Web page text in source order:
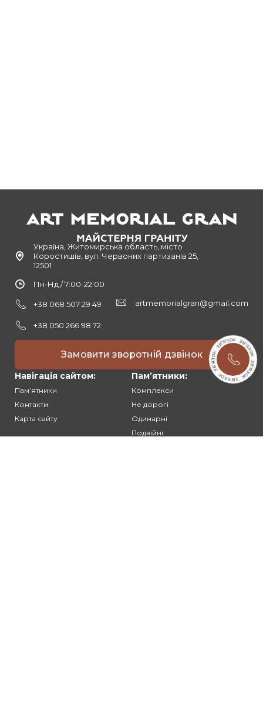
Україна, Житомирська область, місто
Коростишів, вул. Червоних партизанів 25,
12501
Пн-Нд / 7:00-22:00
+38 068 507 29 49
+38 050 266 98 72
artmemorialgran@gmail.com
Замовити зворотній дзвінок
Навігація сайтом:
Памʼятники
Контакти
Карта сайту
Памʼятники:
Комплекси
Не дорогі
Одинарні
Подвійні